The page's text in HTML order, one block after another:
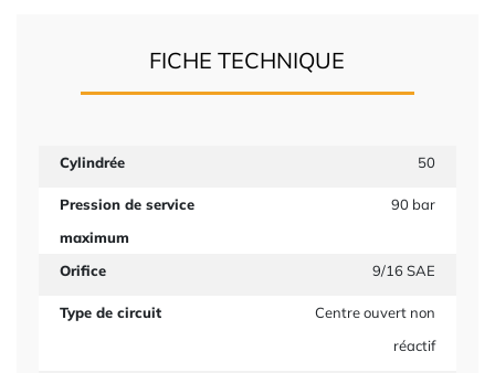
FICHE TECHNIQUE
Cylindrée 50
Pression de service
maximum
90 bar
Orifice 9/16 SAE
Type de circuit
Centre ouvert non
réactif